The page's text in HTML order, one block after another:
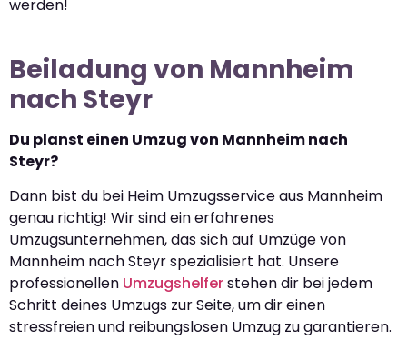
werden!
Beiladung von Mannheim
nach Steyr
Du planst einen Umzug von Mannheim nach
Steyr?
Dann bist du bei Heim Umzugsservice aus Mannheim
genau richtig! Wir sind ein erfahrenes
Umzugsunternehmen, das sich auf Umzüge von
Mannheim nach Steyr spezialisiert hat. Unsere
professionellen Umzugshelferstehen dir bei jedem
Schritt deines Umzugs zur Seite, um dir einen
stressfreien und reibungslosen Umzug zu garantieren.